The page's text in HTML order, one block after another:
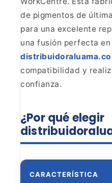
de pigmentos de
para una excelente
una fusión perfecta
compatibilidad y
confianza.
¿Por qué elegir
CARACTERÍSTICA